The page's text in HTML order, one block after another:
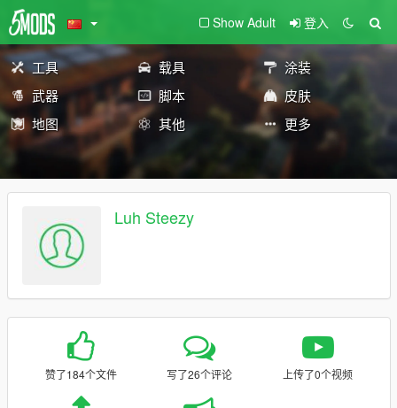
Show Adult 登入
工具 载具
涂装
武器
脚本
皮肤
地图
其他 更多
Luh Steezy
赞了184个文件 写了26个评论 上传了0个视频